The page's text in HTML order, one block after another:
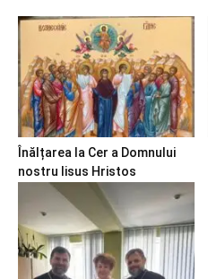
Înălțarea la Cer a Domnului
nostru Iisus Hristos